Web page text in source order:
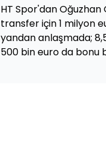
HT Spor'dan
transfer için 1 milyon
yandan anlaşmada;
500 bin euro da bonu